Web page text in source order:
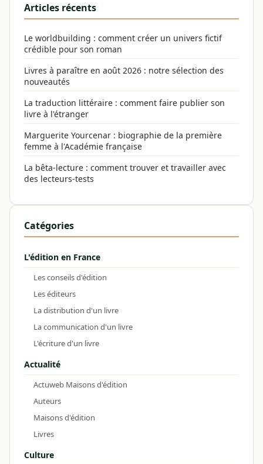
Articles récents
Le worldbuilding : comment créer un univers fictif
crédible pour son roman
Livres à paraître en août 2026 : notre sélection des
nouveautés
La traduction littéraire : comment faire publier son
livre à l'étranger
Marguerite Yourcenar : biographie de la première
femme à l'Académie française
La bêta-lecture : comment trouver et travailler avec
des lecteurs-tests
Catégories
L'édition en France
Les conseils d'édition
Les éditeurs
La distribution d'un livre
La communication d'un livre
L'écriture d'un livre
Actualité
Actuweb Maisons d'édition
Auteurs
Maisons d'édition
Livres
Culture